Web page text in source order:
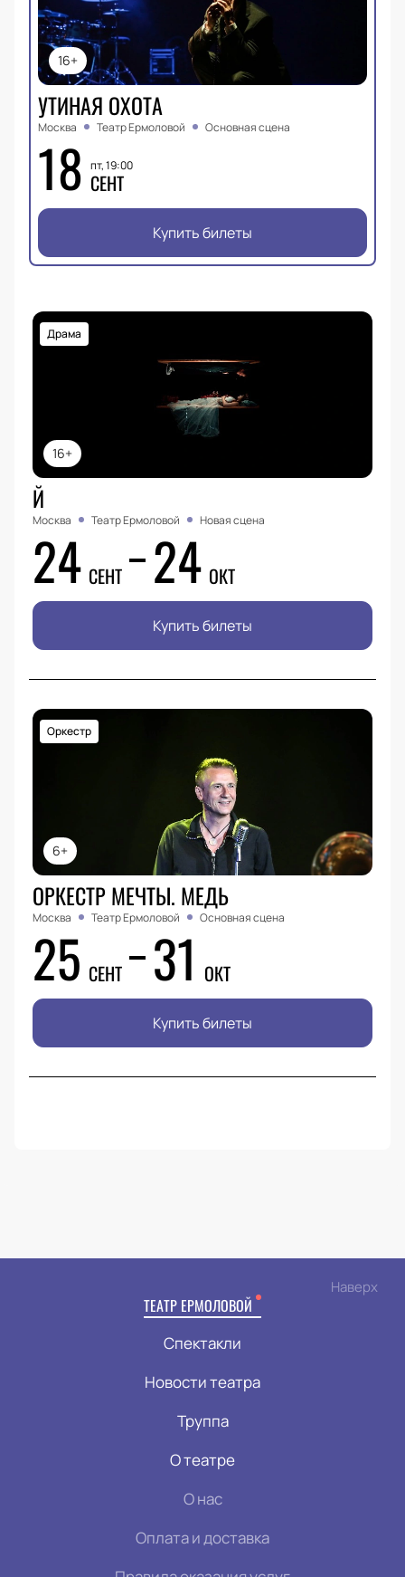
16+
УТИНАЯ ОХОТА
Москва Театр Ермоловой Основная сцена
18 пт, 19:00
СЕНТ
Купить билеты
16+
Драма
Й
Москва Театр Ермоловой Новая сцена
24 СЕНТ 24 ОКТ
Купить билеты
6+
Оркестр
ОРКЕСТР МЕЧТЫ. МЕДЬ
Москва Театр Ермоловой Основная сцена
25 СЕНТ 31 ОКТ
Купить билеты
Наверх
ТЕАТР ЕРМОЛОВОЙ
Спектакли
Новости театра
Труппа
О театре
О нас
Оплата и доставка